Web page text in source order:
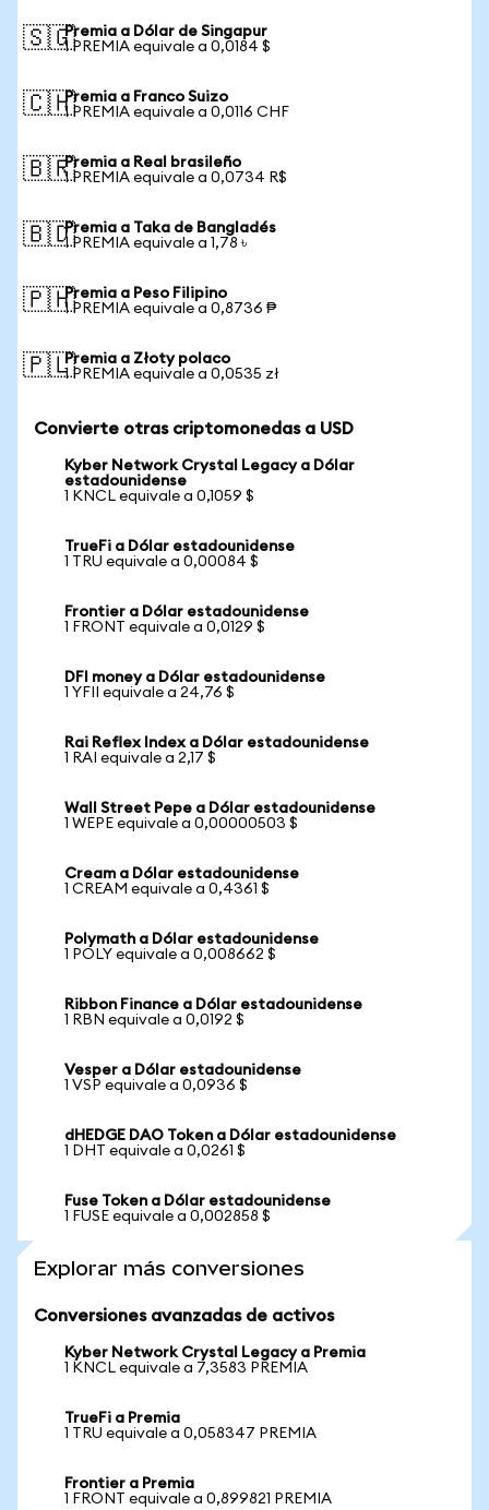
🇸🇬Premia a Dólar de Singapur
1 PREMIA equivale a 0,0184 $
🇨🇭Premia a Franco Suizo
1 PREMIA equivale a 0,0116 CHF
🇧🇷Premia a Real brasileño
1 PREMIA equivale a 0,0734 R$
🇧🇩Premia a Taka de Bangladés
1 PREMIA equivale a 1,78 ৳
🇵🇭Premia a Peso Filipino
1 PREMIA equivale a 0,8736 ₱
🇵🇱Premia a Złoty polaco
1 PREMIA equivale a 0,0535 zł
Convierte otras criptomonedas a USD
Kyber Network Crystal Legacy a Dólar
estadounidense
1 KNCL equivale a 0,1059 $
TrueFi a Dólar estadounidense
1 TRU equivale a 0,00084 $
Frontier a Dólar estadounidense
1 FRONT equivale a 0,0129 $
DFI money a Dólar estadounidense
1 YFII equivale a 24,76 $
Rai Reflex Index a Dólar estadounidense
1 RAI equivale a 2,17 $
Wall Street Pepe a Dólar estadounidense
1 WEPE equivale a 0,00000503 $
Cream a Dólar estadounidense
1 CREAM equivale a 0,4361 $
Polymath a Dólar estadounidense
1 POLY equivale a 0,008662 $
Ribbon Finance a Dólar estadounidense
1 RBN equivale a 0,0192 $
Vesper a Dólar estadounidense
1 VSP equivale a 0,0936 $
dHEDGE DAO Token a Dólar estadounidense
1 DHT equivale a 0,0261 $
Fuse Token a Dólar estadounidense
1 FUSE equivale a 0,002858 $
Explorar más conversiones
Conversiones avanzadas de activos
Kyber Network Crystal Legacy a Premia
1 KNCL equivale a 7,3583 PREMIA
TrueFi a Premia
1 TRU equivale a 0,058347 PREMIA
Frontier a Premia
1 FRONT equivale a 0,899821 PREMIA